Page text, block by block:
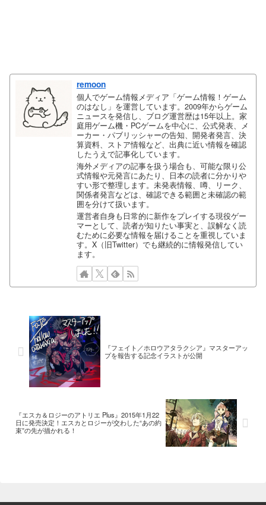
remoon
個人でゲーム情報メディア「ゲーム情報！ゲーム
のはなし」を運営しています。2009年からゲーム
ニュースを発信し、ブログ運営歴は15年以上。家
庭用ゲーム機・PCゲームを中心に、公式発表、メ
ーカー・パブリッシャーの告知、開発者発言、決
算資料、ストア情報など、出典に近い情報を確認
したうえで記事化しています。
海外メディアの記事を扱う場合も、可能な限り公
式情報や元発言にあたり、日本の読者に分かりや
すい形で整理します。未発表情報、噂、リーク、
関係者発言などは、確認できる範囲と未確認の範
囲を分けて扱います。
運営者自身も日常的に新作をプレイする現役ゲー
マーとして、読者が知りたい事実と、誤解なく読
むために必要な情報を届けることを重視していま
す。X（旧Twitter）でも継続的に情報発信してい
ます。
『フェイト／ホロウアタラクシア』マスターアッ
プを報告する記念イラストが公開
『エスカ＆ロジーのアトリエ Plus』2015年1月22
日に発売決定！エスカとロジーが交わした“あの約
束”の先が描かれる！